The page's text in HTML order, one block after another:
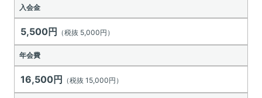
入会金
5,500円 （税抜 5,000円）
年会費
16,500円 （税抜 15,000円）